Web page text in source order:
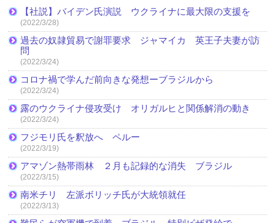
【社説】バイデン氏演説 ウクライナに最大限の支援を
(2022/3/28)
過去の奴隷貿易で謝罪要求 ジャマイカ 英王子夫妻が訪
問
(2022/3/24)
コロナ禍で学んだ前向きな発想ーブラジルから
(2022/3/24)
露のウクライナ侵攻受け オリガルヒと関係解消の動き
(2022/3/24)
フジモリ氏を釈放へ ペルー
(2022/3/19)
アマゾン熱帯雨林 ２月も記録的な消失 ブラジル
(2022/3/15)
南米チリ 左派ボリッチ氏が大統領就任
(2022/3/13)